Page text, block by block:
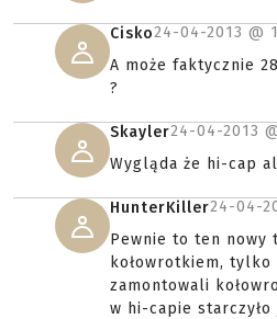
Cisko24-04-2013 @
A może faktycznie
?
Skayler24-04-2013
Wygląda że hi-cap
HunterKiller24-04-
Pewnie to ten nowy
kołowrotkiem, tylko
zamontowali
w hi-capie